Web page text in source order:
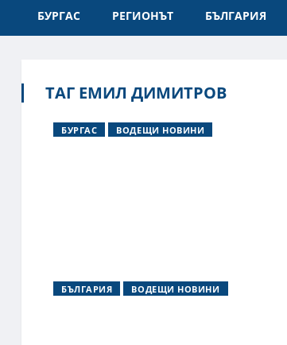
БУРГАС РЕГИОНЪТ БЪЛГАРИЯ
ТАГ ЕМИЛ ДИМИТРОВ
БУРГАС ВОДЕЩИ НОВИНИ
БЪЛГАРИЯ ВОДЕЩИ НОВИНИ